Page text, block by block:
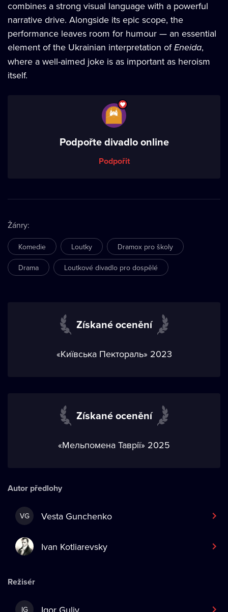
combines a strong visual language with a powerful
narrative drive. Alongside its epic scope, the
performance leaves room for humour — an essential
element of the Ukrainian interpretation ofEneida,
where a well-aimed joke is as important as heroism
itself.
Podpořte divadlo online
Podpořit
Žánry:
Komedie Loutky Dramox pro školy
Drama Loutkové divadlo pro dospělé
Získané ocenění
«Київська Пектораль» 2023
Získané ocenění
«Мельпомена Таврії» 2025
Autor předlohy
VG Vesta Gunchenko
Ivan Kotliarevsky
Režisér
IG Igor Guliy